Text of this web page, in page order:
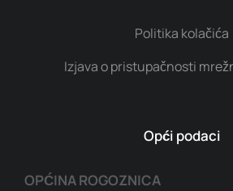
Politika kolačića
Izjava o pristupačnosti
Opći podaci
OPĆINA ROGOZNICA